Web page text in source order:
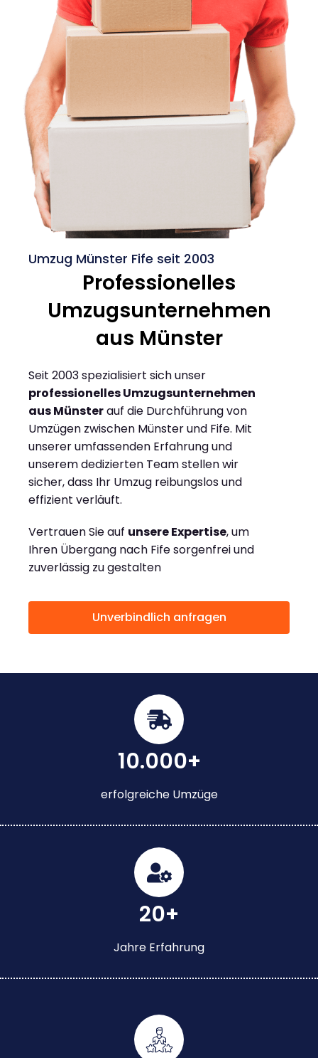
Umzug Münster Fife seit 2003
Professionelles
Umzugsunternehmen
aus Münster
Seit 2003 spezialisiert sich unser
professionelles Umzugsunternehmen
aus Münsterauf die Durchführung von
Umzügen zwischen Münster und Fife. Mit
unserer umfassenden Erfahrung und
unserem dedizierten Team stellen wir
sicher, dass Ihr Umzug reibungslos und
effizient verläuft.
Vertrauen Sie auf unsere Expertise, um
Ihren Übergang nach Fife sorgenfrei und
zuverlässig zu gestalten
Unverbindlich anfragen
10.000+
erfolgreiche Umzüge
20+
Jahre Erfahrung